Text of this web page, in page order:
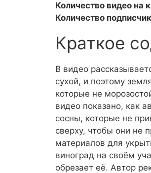
Количество видео на
Количество
Краткое
В видео
сухой, и поэтому
которые не
видео показано, как
сосны, которые не
сверху, чтобы они не
материалов для
виноград на своём
обрезает её. Автор